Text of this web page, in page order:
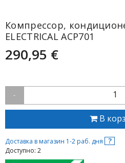
Компрессор,
ELECTRICAL ACP701
290,95 €
- 1
В
Доставка в магазин 1-2 раб. дня ?
Доступно: 2